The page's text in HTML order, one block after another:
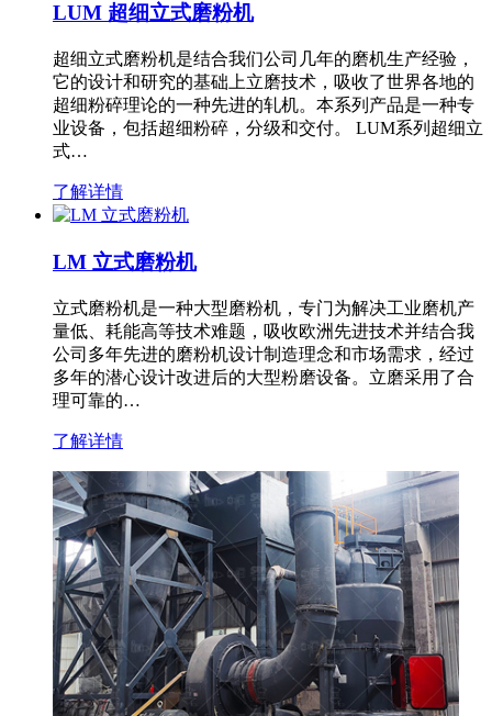
LUM 超细立式磨粉机
超细立式磨粉机是结合我们公司几年的磨机生产经验，
它的设计和研究的基础上立磨技术，吸收了世界各地的
超细粉碎理论的一种先进的轧机。本系列产品是一种专
业设备，包括超细粉碎，分级和交付。 LUM系列超细立
式…
了解详情
LM 立式磨粉机
立式磨粉机是一种大型磨粉机，专门为解决工业磨机产
量低、耗能高等技术难题，吸收欧洲先进技术并结合我
公司多年先进的磨粉机设计制造理念和市场需求，经过
多年的潜心设计改进后的大型粉磨设备。立磨采用了合
理可靠的…
了解详情